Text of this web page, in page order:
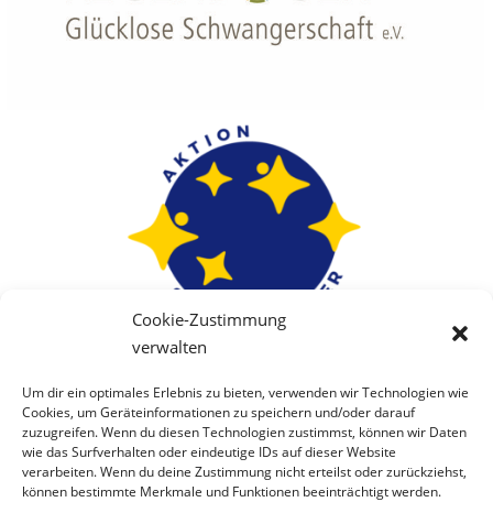
Cookie-Zustimmung
verwalten
Um dir ein optimales Erlebnis zu bieten, verwenden wir Technologien wie
Cookies, um Geräteinformationen zu speichern und/oder darauf
zuzugreifen. Wenn du diesen Technologien zustimmst, können wir Daten
wie das Surfverhalten oder eindeutige IDs auf dieser Website
verarbeiten. Wenn du deine Zustimmung nicht erteilst oder zurückziehst,
können bestimmte Merkmale und Funktionen beeinträchtigt werden.